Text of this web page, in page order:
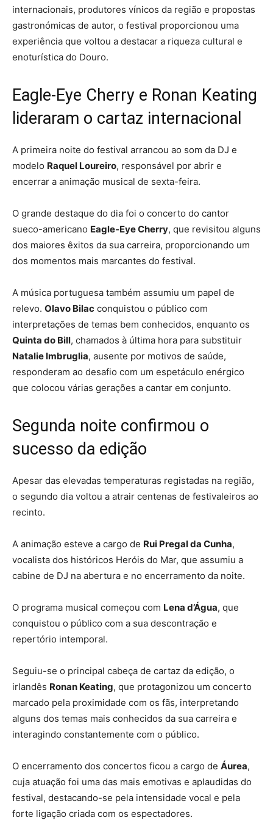
internacionais, produtores vínicos da região e propostas
gastronómicas de autor, o festival proporcionou uma
experiência que voltou a destacar a riqueza cultural e
enoturística do Douro.
Eagle-Eye Cherry e Ronan Keating
lideraram o cartaz internacional
A primeira noite do festival arrancou ao som da DJ e
modelo Raquel Loureiro, responsável por abrir e
encerrar a animação musical de sexta-feira.
O grande destaque do dia foi o concerto do cantor
sueco-americano Eagle-Eye Cherry, que revisitou alguns
dos maiores êxitos da sua carreira, proporcionando um
dos momentos mais marcantes do festival.
A música portuguesa também assumiu um papel de
relevo. Olavo Bilac conquistou o público com
interpretações de temas bem conhecidos, enquanto os
Quinta do Bill, chamados à última hora para substituir
Natalie Imbruglia, ausente por motivos de saúde,
responderam ao desafio com um espetáculo enérgico
que colocou várias gerações a cantar em conjunto.
Segunda noite confirmou o
sucesso da edição
Apesar das elevadas temperaturas registadas na região,
o segundo dia voltou a atrair centenas de festivaleiros ao
recinto.
A animação esteve a cargo de Rui Pregal da Cunha,
vocalista dos históricos Heróis do Mar, que assumiu a
cabine de DJ na abertura e no encerramento da noite.
O programa musical começou com Lena d’Água, que
conquistou o público com a sua descontração e
repertório intemporal.
Seguiu-se o principal cabeça de cartaz da edição, o
irlandês Ronan Keating, que protagonizou um concerto
marcado pela proximidade com os fãs, interpretando
alguns dos temas mais conhecidos da sua carreira e
interagindo constantemente com o público.
O encerramento dos concertos ficou a cargo de Áurea,
cuja atuação foi uma das mais emotivas e aplaudidas do
festival, destacando-se pela intensidade vocal e pela
forte ligação criada com os espectadores.